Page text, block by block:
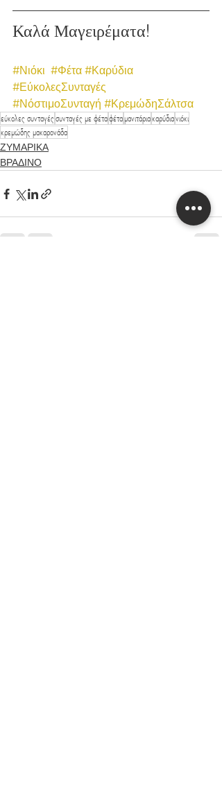
Καλά Μαγειρέματα!
#Νιόκι #Φέτα #Καρύδια
#ΕύκολεςΣυνταγές
#ΝόστιμοΣυνταγή #ΚρεμώδηΣάλτσα
εύκολες συνταγέςσυνταγές με φέταφέταμανιτάριακαρύδιανιόκι
κρεμώδης μακαρονάδα
ΖΥΜΑΡΙΚΑ
ΒΡΑΔΙΝΟ